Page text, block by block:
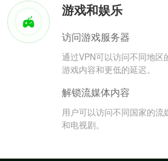
游戏和娱乐
访问游戏服务器
通过VPN可以访问不同地区
游戏内容和更低的延迟。
解锁流媒体内容
用户可以访问不同国家的流
和电视剧。